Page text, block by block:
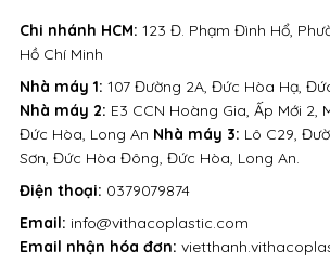
Điện thoại: 0379079874
Email: info@vithacoplastic.com
Email nhận hóa đơn:
Nhà máy 1: 107 Đường 2A, Đức Hòa Hạ,
Nhà máy 2: E3 CCN Hoàng Gia, Ấp Mới 2,
Đức Hòa, Long An Nhà máy 3: Lô C29,
Sơn, Đức Hòa Đông, Đức Hòa, Long An.
Chi nhánh HCM: 123 Đ. Phạm Đình Hổ,
Hồ Chí Minh